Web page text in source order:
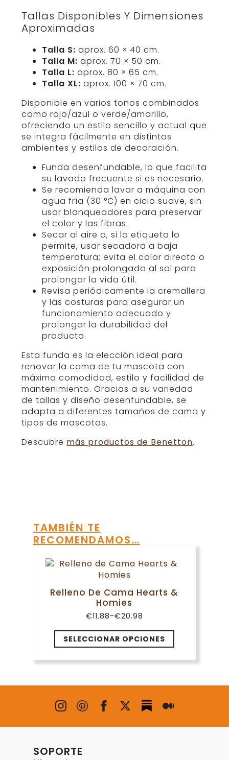
Tallas Disponibles Y Dimensiones
Aproximadas
Talla S: aprox. 60 × 40 cm.
Talla M: aprox. 70 × 50 cm.
Talla L: aprox. 80 × 65 cm.
Talla XL: aprox. 100 × 70 cm.
Disponible en varios tonos combinados
como rojo/azul o verde/amarillo,
ofreciendo un estilo sencillo y actual que
se integra fácilmente en distintos
ambientes y estilos de decoración.
Funda desenfundable, lo que facilita
su lavado frecuente si es necesario.
Se recomienda lavar a máquina con
agua fría (30 °C) en ciclo suave, sin
usar blanqueadores para preservar
el color y las fibras.
Secar al aire o, si la etiqueta lo
permite, usar secadora a baja
temperatura; evita el calor directo o
exposición prolongada al sol para
prolongar la vida útil.
Revisa periódicamente la cremallera
y las costuras para asegurar un
funcionamiento adecuado y
prolongar la durabilidad del
producto.
Esta funda es la elección ideal para
renovar la cama de tu mascota con
máxima comodidad, estilo y facilidad de
mantenimiento. Gracias a su variedad
de tallas y diseño desenfundable, se
adapta a diferentes tamaños de cama y
tipos de mascotas.
Descubre más productos de Benetton.
TAMBIÉN TE
RECOMENDAMOS…
Relleno De Cama Hearts &
Homies
€11.88-€20.98
Rango
precios:
desde
hasta
SELECCIONAR OPCIONES
Este
producto
tiene
opciones
se
pueden
en
SOPORTE